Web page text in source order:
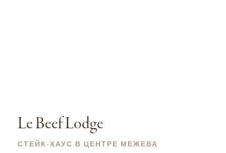
Le Beef Lodge
СТЕЙК-ХАУС В ЦЕНТРЕ МЕЖЕВА